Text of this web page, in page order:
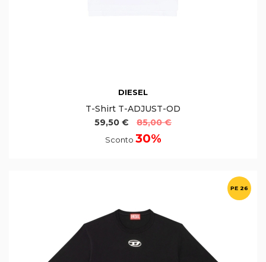
DIESEL
T-Shirt T-ADJUST-OD
59,50 €
85,00 €
Sconto 30%
PE 26